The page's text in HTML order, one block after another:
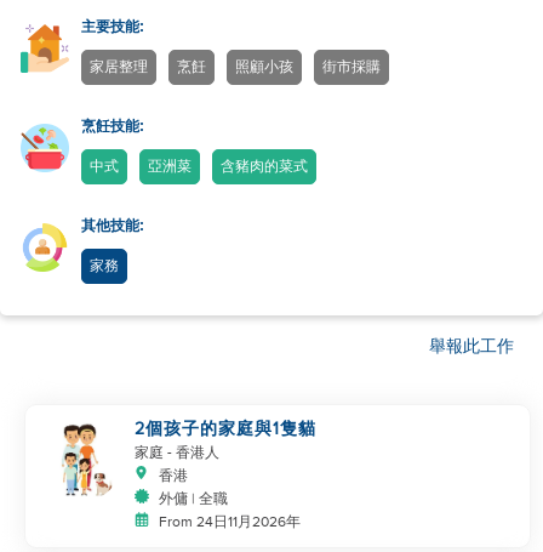
主要技能:
家居整理 烹飪 照顧小孩 街市採購
烹飪技能:
中式 亞洲菜 含豬肉的菜式
其他技能:
家務
舉報此工作
2個孩子的家庭與1隻貓
家庭 - 香港人
香港
外傭 | 全職
From 24日11月2026年